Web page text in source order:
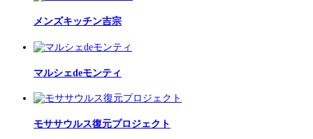
メンズキッチン吉宗
マルシェdeモンティ
モササウルス復元プロジェクト